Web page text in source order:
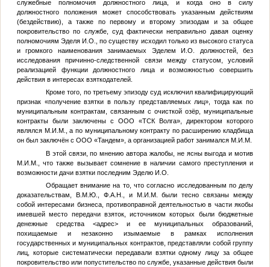
служебные полномочия должностного лица, и когда оно в силу
должностного положения может способствовать указанным действиям
(бездействию), а также по первому и второму эпизодам и за общее
покровительство по службе, суд фактически неправильно давая оценку
полномочиям Эделя И.О., по существу исходил только из высокого статуса
и громкого наименования занимаемых Эделем И.О. должностей, без
исследования причинно-следственной связи между статусом, условий
реализацией функции должностного лица и возможностью совершить
действия в интересах взяткодателей.
Кроме того, по третьему эпизоду суд исключил квалифицирующий
признак «получение взятки в пользу представляемых лиц», тогда как по
муниципальным контрактам, связанным с очисткой озёр, муниципальные
контракты были заключены с ООО «ТСК Волга», директором которого
являлся М.И.М.
, а по муниципальному контракту по расширению кладбища
он был заключён с ООО «Тандем», а организацией работ занимался М.И.М.
В этой связи, по мнению автора жалобы, не ясны выгода и мотив
М.И.М.
, что также вызывает сомнение в наличии самого преступления и
возможности дачи взятки последним Эделю И.О.
Обращает внимание на то, что согласно исследованным по делу
доказательствам,
В.М.Ю. Ф.А.Н. , и М.И.М.
были тесно связаны между
собой интересами бизнеса, противоправной деятельностью в части якобы
имевшей место передачи взяток, источником которых были бюджетные
денежные средства <адрес> и ее муниципальных образований,
похищаемые и незаконно изымаемые в рамках исполнения
государственных и муниципальных контрактов, представляли собой группу
лиц, которые систематически передавали взятки одному лицу за общее
покровительство или попустительство по службе, указанные действия были